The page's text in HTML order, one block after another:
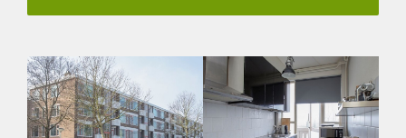
Borg: 1 Maand
Huisdieren toegestaan: Afhankelijk van de Eigenaar
Huurtoeslag grens: Ja
Geschikt voor studenten: Afhankelijk van de Eigenaar